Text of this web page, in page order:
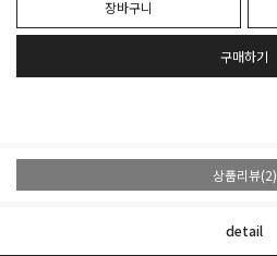
장바구니
구매하기
상품리뷰(2)
detail